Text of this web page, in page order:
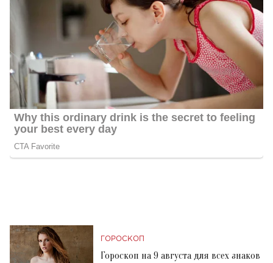
ГОРОСКОП
Гороскоп на 9 августа для всех знаков